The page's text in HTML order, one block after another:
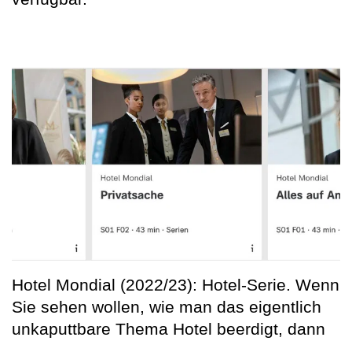
Hotel Mondial (2022/23): Hotel-Serie. Wenn
Sie sehen wollen, wie man das eigentlich
unkaputtbare Thema Hotel beerdigt, dann